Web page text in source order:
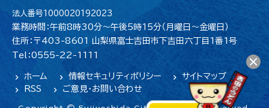
法人番号1000020192023
業務時間：午前8時30分～午後5時15分（月曜日〜金曜日）
住所：〒403-8601 山梨県富士吉田市下吉田六丁目1番1号
Tel：0555-22-1111
ホーム 情報セキュリティポリシー
サイトマップ
RSS
ご意見・お問い合わせ